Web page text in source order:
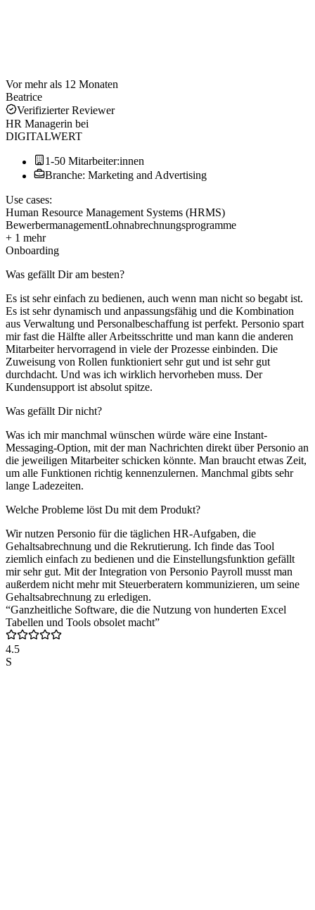
Vor mehr als 12 Monaten
Beatrice
Verifizierter Reviewer
HR Managerin bei
DIGITALWERT
1-50 Mitarbeiter:innen
Branche: Marketing and Advertising
Use cases:
Human Resource Management Systems (HRMS)
BewerbermanagementLohnabrechnungsprogramme
+ 1 mehr
Onboarding
Was gefällt Dir am besten?
Es ist sehr einfach zu bedienen, auch wenn man nicht so begabt ist.
Es ist sehr dynamisch und anpassungsfähig und die Kombination
aus Verwaltung und Personalbeschaffung ist perfekt. Personio spart
mir fast die Hälfte aller Arbeitsschritte und man kann die anderen
Mitarbeiter hervorragend in viele der Prozesse einbinden. Die
Zuweisung von Rollen funktioniert sehr gut und ist sehr gut
durchdacht. Und was ich wirklich hervorheben muss. Der
Kundensupport ist absolut spitze.
Was gefällt Dir nicht?
Was ich mir manchmal wünschen würde wäre eine Instant-
Messaging-Option, mit der man Nachrichten direkt über Personio an
die jeweiligen Mitarbeiter schicken könnte. Man braucht etwas Zeit,
um alle Funktionen richtig kennenzulernen. Manchmal gibts sehr
lange Ladezeiten.
Welche Probleme löst Du mit dem Produkt?
Wir nutzen Personio für die täglichen HR-Aufgaben, die
Gehaltsabrechnung und die Rekrutierung. Ich finde das Tool
ziemlich einfach zu bedienen und die Einstellungsfunktion gefällt
mir sehr gut. Mit der Integration von Personio Payroll musst man
außerdem nicht mehr mit Steuerberatern kommunizieren, um seine
Gehaltsabrechnung zu erledigen.
“Ganzheitliche Software, die die Nutzung von hunderten Excel
Tabellen und Tools obsolet macht”
4.5
S